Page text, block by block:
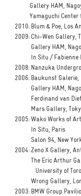
Gallery HAM,
Yamaguchi Center
2010: Blum & Poe, Los
2009: Chi-Wen Gallery,
Gallery HAM,
In Situ / Fabienne
2008: Nanzuka
2006: Baukunst Galerie,
Gallery HAM,
Ferdinand van
Mars Gallery,
2005: Wako Works of
In Situ, Paris
Salon 94, New
2004: Zeno X Gallery,
The Eric Arthur
University of
Wrong Gallery,
2003: BMW Group